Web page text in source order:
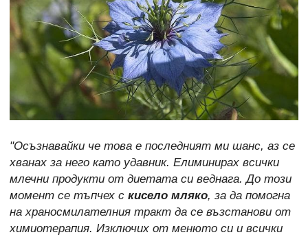
"Осъзнавайки че това е последният ми шанс, аз се
хванах за него като удавник. Елиминирах всички
млечни продукти от диетата си веднага. До този
момент се тъпчех с кисело мляко, за да помогна
на храносмилателния тракт да се възстанови от
химиотерапия. Изключих от менюто си и всички